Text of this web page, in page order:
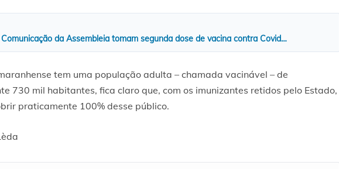
da Assembleia tomam segunda dose de vacina contra Covid…
tem uma população adulta – chamada vacinável – de
730 mil habitantes, fica claro que, com os imunizantes retidos pelo Estado,
praticamente 100% desse público.